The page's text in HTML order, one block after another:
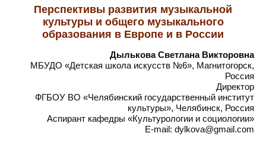
Перспективы развития музыкальной
культуры и общего музыкального
образования в Европе и в России
Дылькова Светлана Викторовна
МБУДО «Детская школа искусств №6», Магнитогорск,
Россия
Директор
ФГБОУ ВО «Челябинский государственный институт
культуры», Челябинск, Россия
Аспирант кафедры «Культурологии и социологии»
E-mail: dylkova@gmail.com